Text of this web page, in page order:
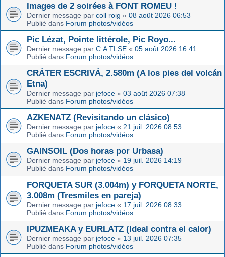
Images de 2 soirées à FONT ROMEU !
Dernier message par coll roig « 08 août 2026 06:53
Publié dans Forum photos/vidéos
Pic Lézat, Pointe littérole, Pic Royo...
Dernier message par C.A TLSE « 05 août 2026 16:41
Publié dans Forum photos/vidéos
CRÁTER ESCRIVÁ, 2.580m (A los pies del volcán
Etna)
Dernier message par jefoce « 03 août 2026 07:38
Publié dans Forum photos/vidéos
AZKENATZ (Revisitando un clásico)
Dernier message par jefoce « 21 juil. 2026 08:53
Publié dans Forum photos/vidéos
GAINSOIL (Dos horas por Urbasa)
Dernier message par jefoce « 19 juil. 2026 14:19
Publié dans Forum photos/vidéos
FORQUETA SUR (3.004m) y FORQUETA NORTE,
3.008m (Tresmiles en pareja)
Dernier message par jefoce « 17 juil. 2026 08:33
Publié dans Forum photos/vidéos
IPUZMEAKA y EURLATZ (Ideal contra el calor)
Dernier message par jefoce « 13 juil. 2026 07:35
Publié dans Forum photos/vidéos